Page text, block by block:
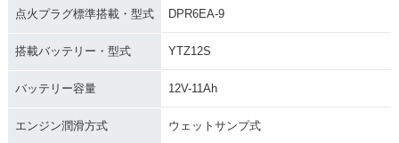
点火プラグ標準搭載・型式 DPR6EA-9
搭載バッテリー・型式 YTZ12S
バッテリー容量 12V-11Ah
エンジン潤滑方式 ウェットサンプ式